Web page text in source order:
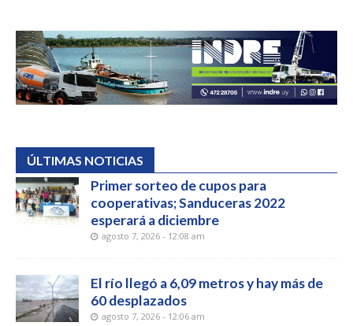
ÚLTIMAS NOTICIAS
Primer sorteo de cupos para
cooperativas; Sanduceras 2022
esperará a diciembre
agosto 7, 2026 - 12:08 am
El río llegó a 6,09 metros y hay más de
60 desplazados
agosto 7, 2026 - 12:06 am